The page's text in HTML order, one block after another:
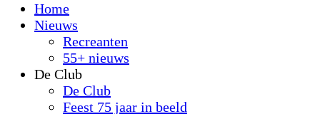
Home
Nieuws
Recreanten
55+ nieuws
De Club
De Club
Feest 75 jaar in beeld